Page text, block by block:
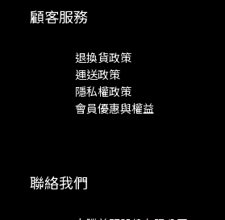
顧客服務
退換貨政策
運送政策
隱私權政策
會員優惠與權益
聯絡我們